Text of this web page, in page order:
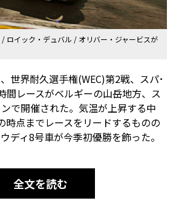
ロイック・デュバル / オリバー・ジャービスが
世界耐久選手権(WEC)第2戦、スパ･
間レースがベルギーの山岳地方、ス
で開催された。気温が上昇する中
時点までレースをリードするものの
ディ8号車が今季初優勝を飾った。
全文を読む